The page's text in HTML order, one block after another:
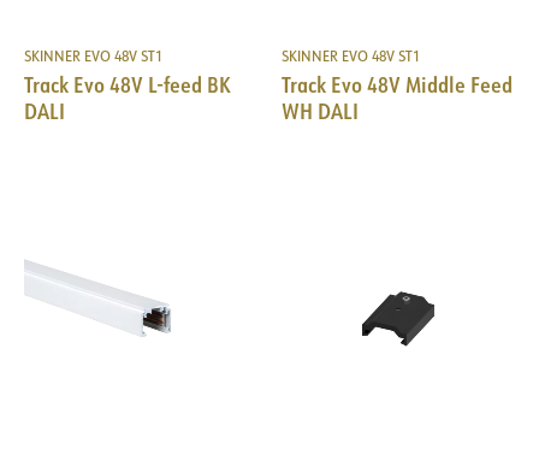
SKINNER EVO 48V ST1
Track Evo 48V L-feed BK
DALI
SKINNER EVO 48V ST1
Track Evo 48V Middle Feed
WH DALI